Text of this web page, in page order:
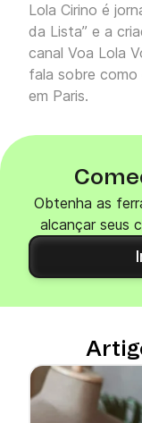
Lola Cirino é
da Lista” e a
canal Voa Lola
fala sobre como
em Paris.
Obtenha as
alcançar seus